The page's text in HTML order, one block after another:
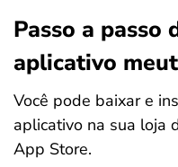
Passo a passo
aplicativo
Você pode baixar e
aplicativo na sua loja
App Store.